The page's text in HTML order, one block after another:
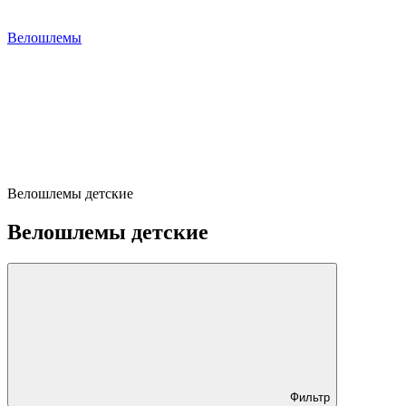
Велошлемы
Велошлемы детские
Велошлемы детские
Фильтр